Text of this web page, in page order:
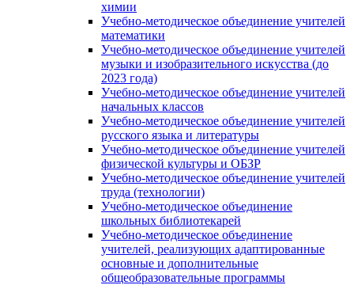
химии
Учебно-методическое объединение учителей
математики
Учебно-методическое объединение учителей
музыки и изобразительного искусства (до
2023 года)
Учебно-методическое объединение учителей
начальных классов
Учебно-методическое объединение учителей
русского языка и литературы
Учебно-методическое объединение учителей
физической культуры и ОБЗР
Учебно-методическое объединение учителей
труда (технологии)
Учебно-методическое объединение
школьных библиотекарей
Учебно-методическое объединение
учителей, реализующих адаптированные
основные и дополнительные
общеобразовательные программы